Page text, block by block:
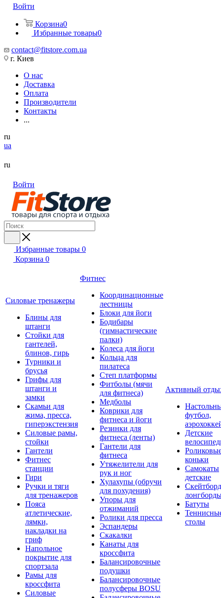
Войти
Корзина0
Избранные товары0
contact@fitstore.com.ua
г. Киев
О нас
Доставка
Оплата
Производители
Контакты
...
ru
ua
ru
Войти
Избранные товары 0
Корзина 0
Силовые тренажеры
Блины для
штанги
Стойки для
гантелей,
блинов, гирь
Турники и
брусья
Грифы для
штанги и
замки
Скамьи для
жима, пресса,
гиперэкстензия
Силовые рамы,
стойки
Гантели
Фитнес
станции
Гири
Ручки и тяги
для тренажеров
Пояса
атлетические,
лямки,
накладки на
гриф
Напольное
покрытие для
спортзала
Рамы для
кроссфита
Силовые
Фитнес
Координационные
лестницы
Блоки для йоги
Бодибары
(гимнастические
палки)
Колеса для йоги
Кольца для
пилатеса
Степ платформы
Фитболы (мячи
для фитнеса)
Медболы
Коврики для
фитнеса и йоги
Резинки для
фитнеса (ленты)
Гантели для
фитнеса
Утяжелители для
рук и ног
Хулахупы (обручи
для похудения)
Упоры для
отжиманий
Ролики для пресса
Эспандеры
Скакалки
Канаты для
кроссфита
Балансировочные
подушки
Балансировочные
полусферы BOSU
Активный
футбол,
Детские
коньки
Самокаты
детские
Батуты
столы